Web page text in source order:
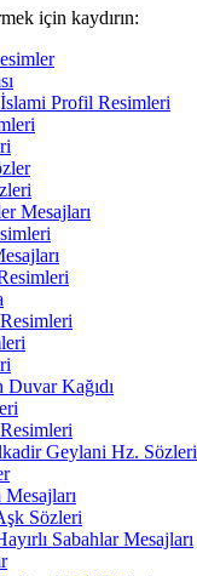
için kaydırın:
Profil Resimleri
Mesajları
Kağıdı
Geylani Hz. Sözleri
Sözleri
Sabahlar Mesajları